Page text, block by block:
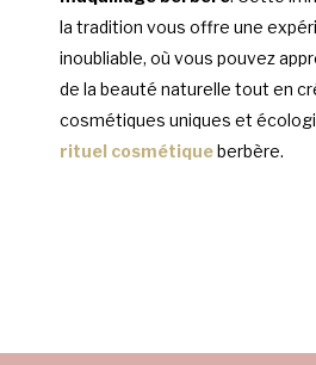
la tradition vous offre une
inoubliable, où vous pouvez
de la beauté naturelle tout en
cosmétiques uniques et
rituel cosmétiqueberbère.